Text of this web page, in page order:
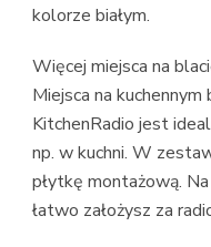
kolorze białym.
Więcej miejsca na
Miejsca na
KitchenRadio jest
np. w kuchni. W
płytkę montażową.
łatwo założysz za